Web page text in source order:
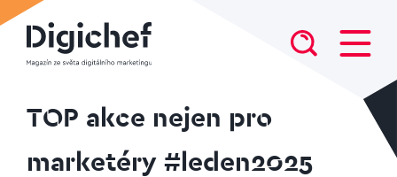
TOP akce nejen pro
marketéry #leden2025